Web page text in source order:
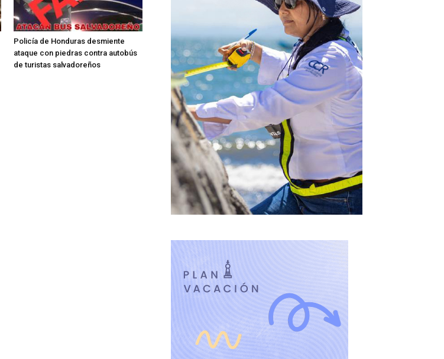
Policía de Honduras desmiente
ataque con piedras contra autobús
de turistas salvadoreños